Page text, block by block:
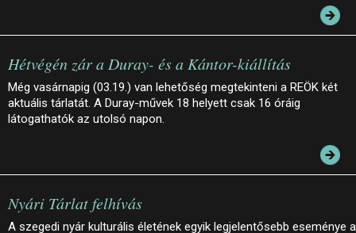
Hétvégén zár a Duray- és a Kántor-kiállítás
Még vasárnapig (03.19.) van lehetőség megtekinteni a REÖK két
aktuális tárlatát. A Duray-művek 18 helyett csak 16 óráig
látogathatók az utolsó napon.
Nyári Tárlat felhívás
A szegedi nyár kulturális életének egyik legjelentősebb eseménye a